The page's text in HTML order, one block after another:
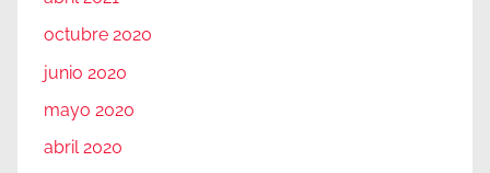
octubre 2020
junio 2020
mayo 2020
abril 2020